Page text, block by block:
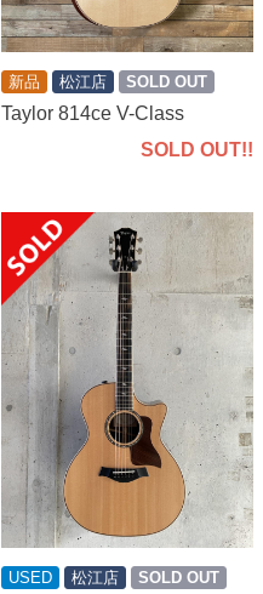
新品 松江店 SOLD OUT
Taylor 814ce V-Class
SOLD OUT!!
USED 松江店 SOLD OUT